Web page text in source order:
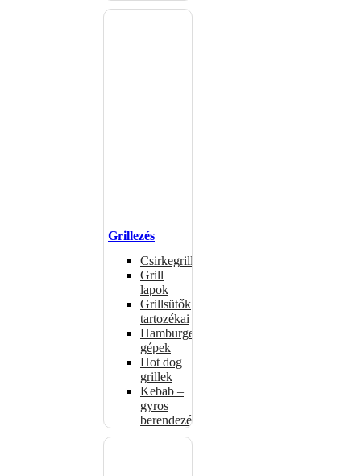
Grillezés
Csirkegrillek
Grill
lapok
Grillsütők
tartozékai
Hamburgerformázó
gépek
Hot dog
grillek
Kebab –
gyros
berendezés